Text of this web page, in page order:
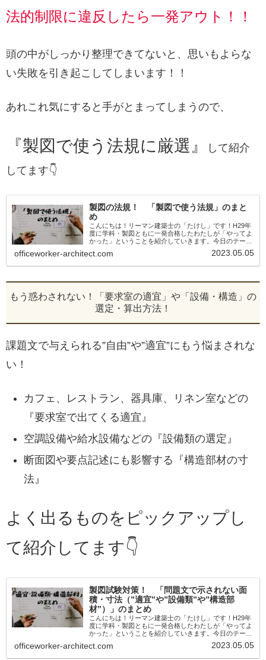
法的制限に違反したら一発アウト！！
頭の中がしっかり整理できてないと、思いもよらな
い失敗を引き起こしてしまいます！！
あれこれ気にすると手がとまってしまうので、
『製図で使う法規に厳選』
して紹介
してます👇
製図の法規！ 「製図で使う法規」のまと
め
こんにちは！リーマン建築士の「たけし」です！H29年
度に学科・製図ともに一発合格したわたしが「やってよ
かった」ということを紹介していきます。今日のテーマ
は「製図で使う法規」のまとめ製図試験での法規違反は
一発アウトです！！だから「製図で使う法...
officeworker-architect.com 2023.05.05
もう惑わされない！「要求室の適宜」や「設備・構造」の
選定・算出方法！
課題文で与えられる”自由”や”適宜”にもう悩まされな
い！
カフェ、レストラン、器具庫、リネン室などの
『要求室で出てくる適宜』
空調設備や給水設備などの『設備類の選定』
断面図や要点記述にも影響する『構造部材の寸
法』
よく出るものをピックアップし
て紹介してます👇
製図試験対策！ 「問題文で示されない面
積・寸法（”適宜”や”設備類”や”構造部
材”）」のまとめ
こんにちは！リーマン建築士の「たけし」です！H29年
度に学科・製図ともに一発合格したわたしが「やってよ
かった」ということを紹介していきます。今日のテーマ
は「問題文で示されない面積・寸法（”適宜”や”設備
類”や”構造部材”）」のまとめ製図試験...
officeworker-architect.com 2023.05.05